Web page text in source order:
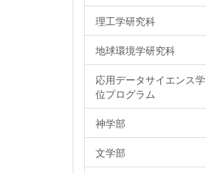
理工学研究科
地球環境学研究科
応用データサイエンス学
位プログラム
神学部
文学部